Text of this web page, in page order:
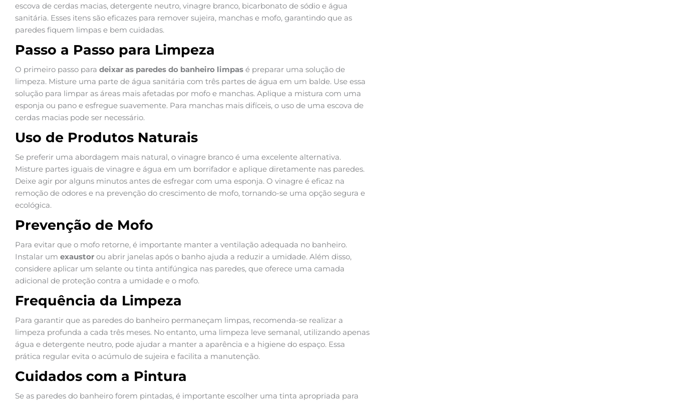
escova de cerdas macias, detergente neutro, vinagre branco, bicarbonato de sódio e água
sanitária. Esses itens são eficazes para remover sujeira, manchas e mofo, garantindo que as
paredes fiquem limpas e bem cuidadas.
Passo a Passo para Limpeza
O primeiro passo para deixar as paredes do banheiro limpas é preparar uma solução de
limpeza. Misture uma parte de água sanitária com três partes de água em um balde. Use essa
solução para limpar as áreas mais afetadas por mofo e manchas. Aplique a mistura com uma
esponja ou pano e esfregue suavemente. Para manchas mais difíceis, o uso de uma escova de
cerdas macias pode ser necessário.
Uso de Produtos Naturais
Se preferir uma abordagem mais natural, o vinagre branco é uma excelente alternativa.
Misture partes iguais de vinagre e água em um borrifador e aplique diretamente nas paredes.
Deixe agir por alguns minutos antes de esfregar com uma esponja. O vinagre é eficaz na
remoção de odores e na prevenção do crescimento de mofo, tornando-se uma opção segura e
ecológica.
Prevenção de Mofo
Para evitar que o mofo retorne, é importante manter a ventilação adequada no banheiro.
Instalar um exaustor ou abrir janelas após o banho ajuda a reduzir a umidade. Além disso,
considere aplicar um selante ou tinta antifúngica nas paredes, que oferece uma camada
adicional de proteção contra a umidade e o mofo.
Frequência da Limpeza
Para garantir que as paredes do banheiro permaneçam limpas, recomenda-se realizar a
limpeza profunda a cada três meses. No entanto, uma limpeza leve semanal, utilizando apenas
água e detergente neutro, pode ajudar a manter a aparência e a higiene do espaço. Essa
prática regular evita o acúmulo de sujeira e facilita a manutenção.
Cuidados com a Pintura
Se as paredes do banheiro forem pintadas, é importante escolher uma tinta apropriada para